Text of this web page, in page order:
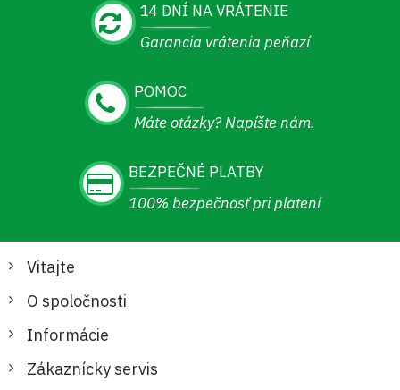
14 DNÍ NA VRÁTENIE
Garancia vrátenia peňazí
POMOC
Máte otázky? Napíšte nám.
BEZPEČNÉ PLATBY
100% bezpečnosť pri platení
Vitajte
O spoločnosti
Informácie
Zákaznícky servis